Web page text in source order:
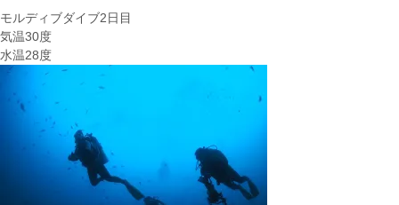
モルディブダイブ2日目
気温30度
水温28度